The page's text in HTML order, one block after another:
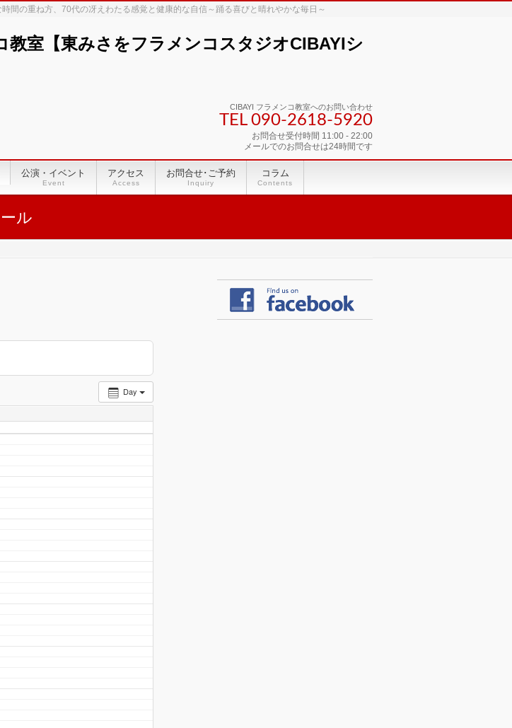
間の重ね方、70代の冴えわたる感覚と健康的な自信～踊る喜びと晴れやかな毎日～
室【東みさをフラメンコスタジオCIBAYIシ
CIBAYI フラメンコ教室へのお問い合わせ
TEL 090-2618‐5920
お問合せ受付時間 11:00 - 22:00
メールでのお問合せは24時間です
公演・イベント
Event
アクセス
Access
お問合せ･ご予約
Inquiry
コラム
Contents
ル
Day